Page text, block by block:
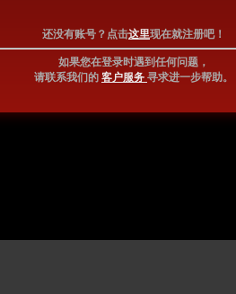
还没有账号？点击这里现在就注册吧！
如果您在登录时遇到任何问题，
请联系我们的 客户服务 寻求进一步帮助。